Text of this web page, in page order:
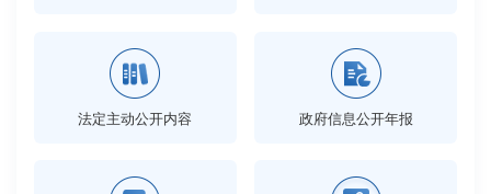
法定主动公开内容 政府信息公开年报